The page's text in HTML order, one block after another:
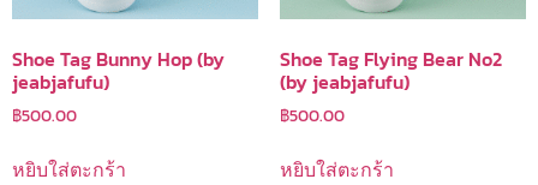
Shoe Tag Bunny Hop (by
jeabjafufu)
฿500.00
หยิบใส่ตะกร้า
Shoe Tag Flying Bear No2
(by jeabjafufu)
฿500.00
หยิบใส่ตะกร้า